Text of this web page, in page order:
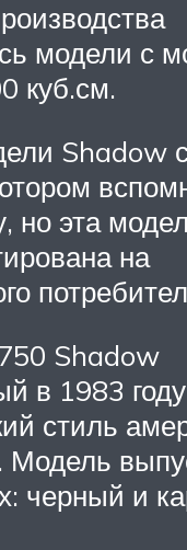
модели с
куб.см.
Shadow
но эта
на
Shadow
в 1983
стиль
Модель
черный и